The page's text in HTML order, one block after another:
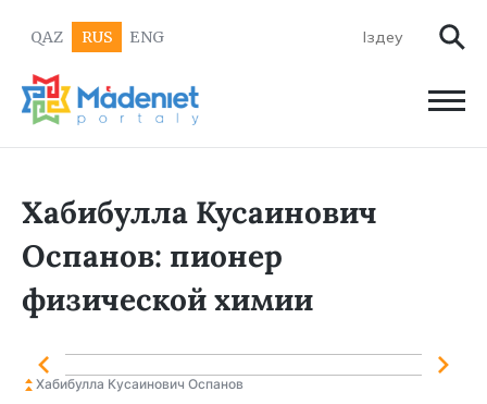
QAZ RUS ENG
Хабибулла Кусаинович
Оспанов: пионер
физической химии
Хабибулла Кусаинович Оспанов